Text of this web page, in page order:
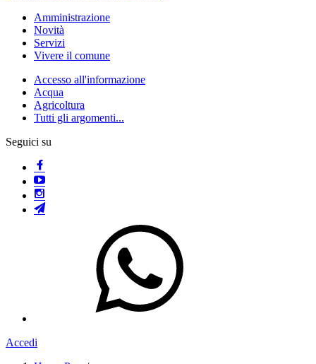
Amministrazione
Novità
Servizi
Vivere il comune
Accesso all'informazione
Acqua
Agricoltura
Tutti gli argomenti...
Seguici su
Accedi